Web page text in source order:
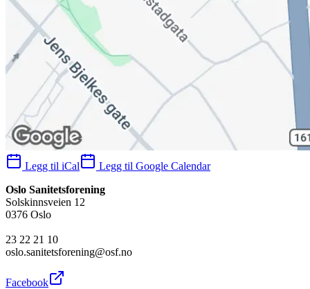
Legg til iCal
Legg til Google Calendar
Oslo Sanitetsforening
Solskinnsveien 12
0376 Oslo
23 22 21 10
oslo.sanitetsforening@osf.no
Facebook